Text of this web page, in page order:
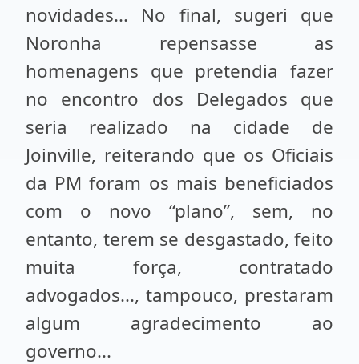
novidades... No final, sugeri que
Noronha repensasse as
homenagens que pretendia fazer
no encontro dos Delegados que
seria realizado na cidade de
Joinville, reiterando que os Oficiais
da PM foram os mais beneficiados
com o novo “plano”, sem, no
entanto, terem se desgastado, feito
muita força, contratado
advogados..., tampouco, prestaram
algum agradecimento ao
governo...